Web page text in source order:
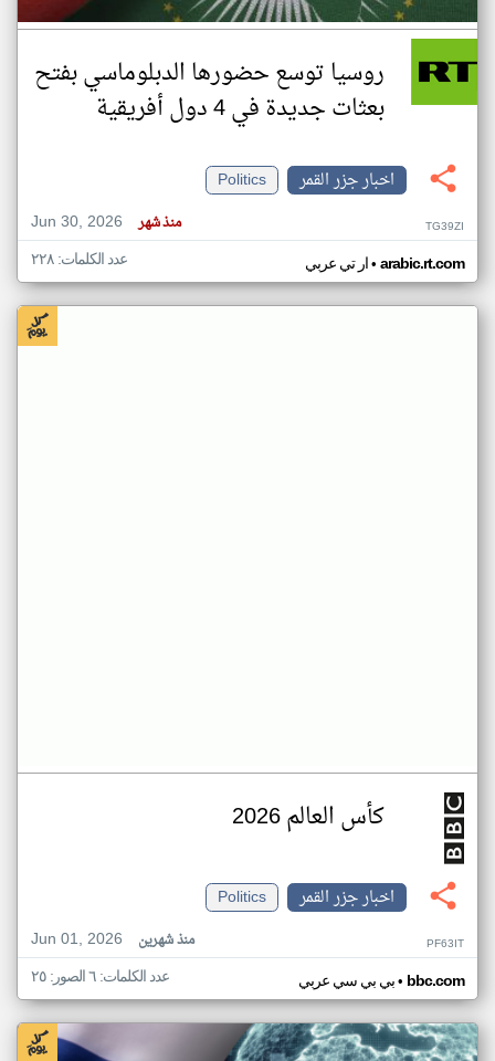
روسيا توسع حضورها الدبلوماسي بفتح
بعثات جديدة في 4 دول أفريقية
اخبار جزر القمر
Politics
Jun 30, 2026
منذ شهر TG39ZI
ار تي عربي• arabic.rt.com عدد الكلمات: ٢٢٨
كأس العالم 2026
اخبار جزر القمر
Politics
Jun 01, 2026
منذ شهرين PF63IT
بي بي سي عربي• bbc.com عدد الكلمات: ٦ الصور: ٢٥